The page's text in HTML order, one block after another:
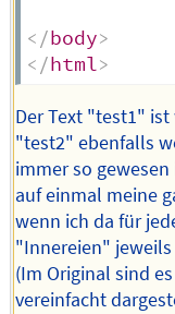
</body>
</html>
Der Text "test1"
"test2" ebenfalls
immer so
auf einmal meine
wenn ich da für
"Innereien" jeweils
(Im Original sind
vereinfacht